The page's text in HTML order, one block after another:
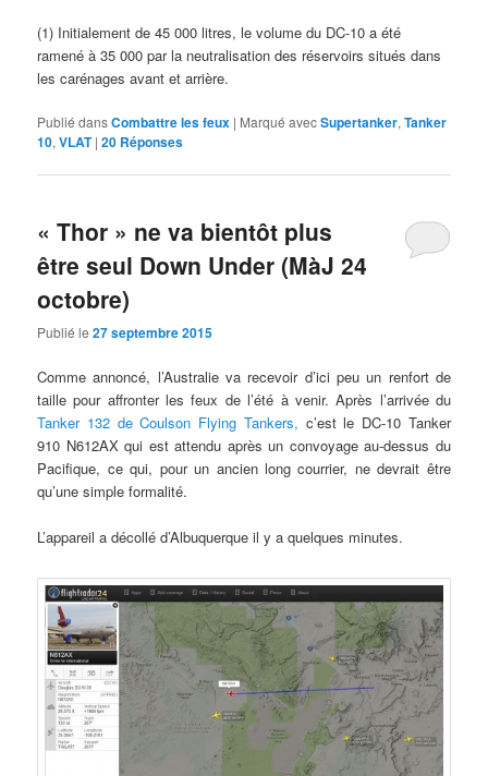
(1) Initialement de 45 000 litres, le volume du DC-10 a été
ramené à 35 000 par la neutralisation des réservoirs situés dans
les carénages avant et arrière.
Publié dansCombattre les feux | Marqué avecSupertanker,Tanker
10,VLAT |20 Réponses
« Thor » ne va bientôt plus
être seul Down Under (MàJ 24
octobre)
Publié le27 septembre 2015
Comme annoncé, l’Australie va recevoir d’ici peu un renfort de
taille pour affronter les feux de l’été à venir. Après l’arrivée du
Tanker 132 de Coulson Flying Tankers, c’est le DC-10 Tanker
910 N612AX qui est attendu après un convoyage au-dessus du
Pacifique, ce qui, pour un ancien long courrier, ne devrait être
qu’une simple formalité.
L’appareil a décollé d’Albuquerque il y a quelques minutes.